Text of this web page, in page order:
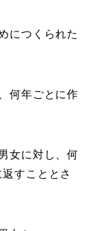
につくられた
何年ごとに作
女に対し、何
すこととさ